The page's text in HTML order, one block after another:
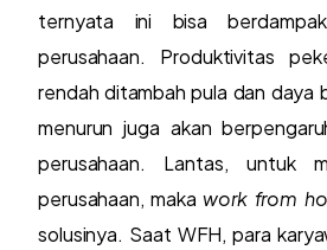
ternyata ini bisa
perusahaan. Produktivitas
rendah ditambah pula dan daya
menurun juga akan
perusahaan. Lantas, untuk
perusahaan, makawork from
solusinya. Saat WFH, para